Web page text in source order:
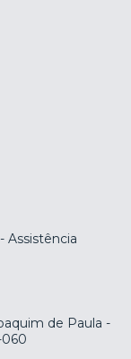
Assistência
de Paula -